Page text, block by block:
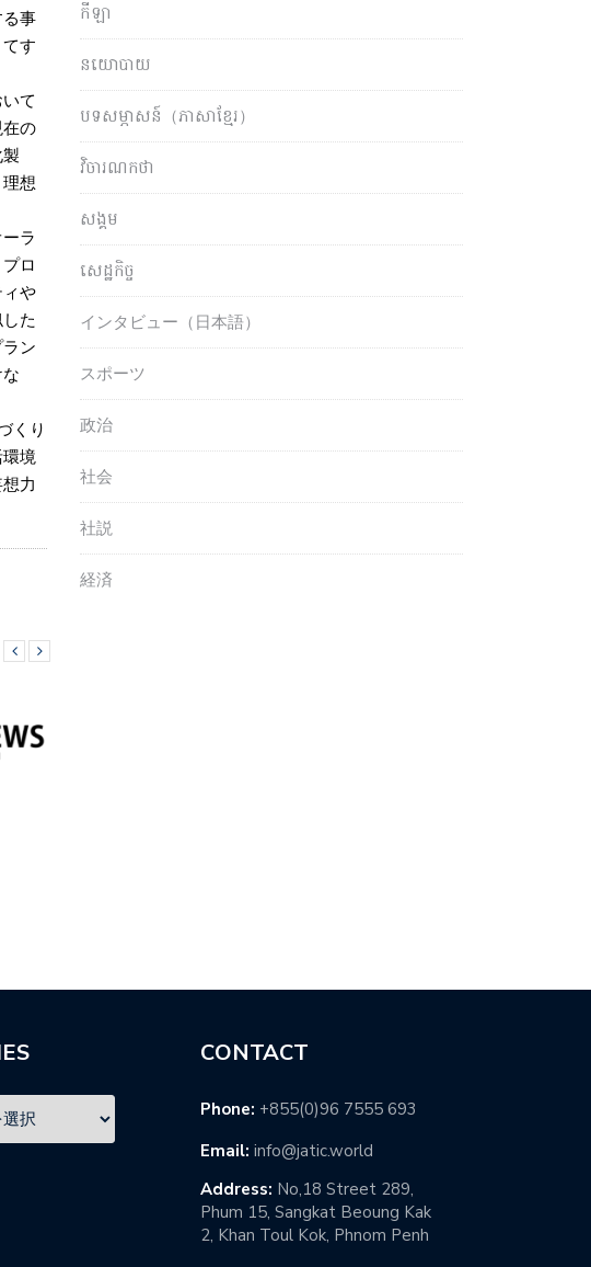
事
す
て
の
想
ラ
ロ
や
た
ン
くり
境
力
កីឡា
នយោបាយ
បទសម្ភាសន៍（ភាសាខ្មែរ）
វិចារណកថា
សង្គម
សេដ្ឋកិច្ច
インタビュー（日本語）
スポーツ
政治
社会
社説
経済
CONTACT
Phone: +855(0)96 7555 693
Email: info@jatic.world
Address: No,18 Street 289,
Phum 15, Sangkat Beoung Kak
2, Khan Toul Kok, Phnom Penh